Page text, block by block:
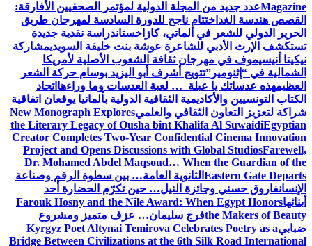
Magazineعدد جديد من المجلة الدولية لمؤتمر الصحفيين الأفارقة:
القصص هندسة الغد اختتام ناجح للدورة السادسة لمهرجان طريق
الحرير الدولي للشعر في ألماتي، كازاخستاندراسة نقدية جديدة
تستكشف الإرث الأدبي للشاعرة عوشة بنت خليفة السويديمشاركة
نيكيتا أنيسيموف في مهرجان ثقافة الشعوب الأصلية لأمريكا
الشمالية في “إثنومير”تتويج أشرف أبو اليزيد بوسام حركة الشعر
العظيمهذه عدساتك يا عبلة … لعبة العدسات وما وراءها اتحاد
الكتاب التونسيين والأكاديمية الثقافية الدولية بألمانيا يوقعان اتفاقية
شراكة لتعزيز التعاون الثقافي والعلميNew Monograph Explores
the Literary Legacy of Ousha bint Khalifa Al SuwaidiEgyptian
Creator Completes Two-Year Confidential Cinema Innovation
Project and Opens Discussions with Global StudiosFarewell,
Dr. Mohamed Abdel Maqsoud… When the Guardian of the
Eastern Gate Departs الثانوية العامة… بين سطوة الرقم وصناعة
الإنسانفاروق حسني وجائزة النيل… حين تكرّم الحضارة أحد
أبنائهاFarouk Hosny and the Nile Award: When Egypt Honors
the Makers of Beautyفرج سليمان… عزف متميز ومشروع
ضبابيKyrgyz Poet Altynai Temirova Celebrates Poetry as a
Bridge Between Civilizations at the 6th Silk Road International